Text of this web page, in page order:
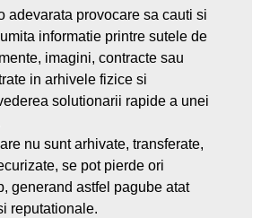
adevarata provocare sa cauti si
informatie printre sutele de
imagini, contracte sau
in arhivele fizice si
solutionarii rapide a unei
nu sunt arhivate, transferate,
se pot pierde ori
generand astfel pagube atat
reputationale.